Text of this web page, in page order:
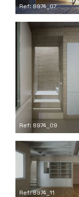
Ref: 8974_07
Ref: 8974_09
Ref: 8974_11